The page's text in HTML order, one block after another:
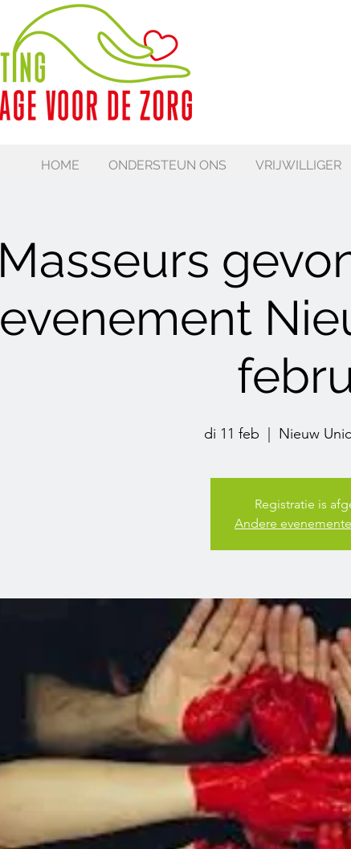
HOME ONDERSTEUN ONS VRIJWILLIGER
Masseurs
evenement
di 11 feb Nieuw
Registratie is
Andere